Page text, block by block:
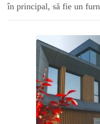
în principal, să fie un